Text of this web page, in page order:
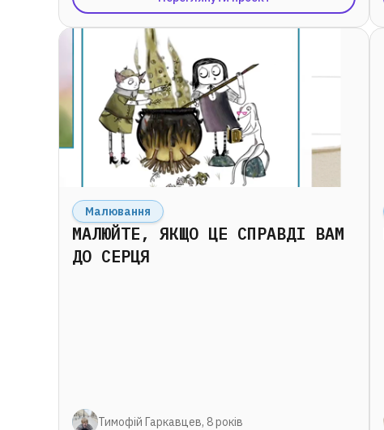
Малювання
МАЛЮЙТЕ, ЯКЩО ЦЕ СПРАВДІ ВАМ
ДО СЕРЦЯ
Тимофій Гаркавцев, 8 років